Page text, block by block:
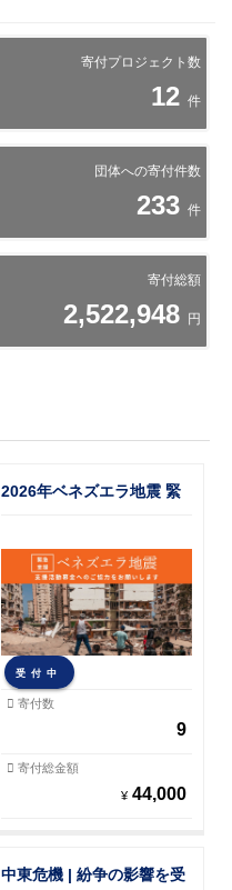
寄付プロジェクト数
12 件
団体への寄付件数
233 件
寄付総額
2,522,948 円
2026年ベネズエラ地震 緊
受付中
寄付数
9
寄付総金額
¥ 44,000
中東危機 | 紛争の影響を受